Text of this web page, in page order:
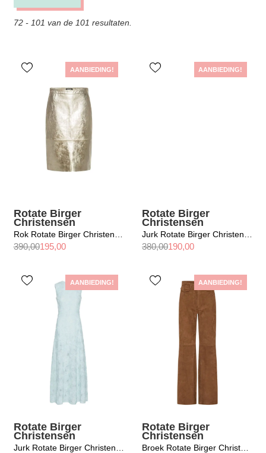
72 - 101 van de 101 resultaten.
AANBIEDING!
Rotate Birger
Christensen
Rok Rotate Birger Christensen / Leather Midi Pencil Skirt
390,00195,00
AANBIEDING!
Rotate Birger
Christensen
Jurk Rotate Birger Christensen / Jacquard Midi Puffy Dress Plein Air
380,00190,00
AANBIEDING!
Rotate Birger
Christensen
Jurk Rotate Birger Christensen / Mesh Maxi Dress Plein Air
AANBIEDING!
Rotate Birger
Christensen
Broek Rotate Birger Christensen / Suede Highwaisted Pants Bison